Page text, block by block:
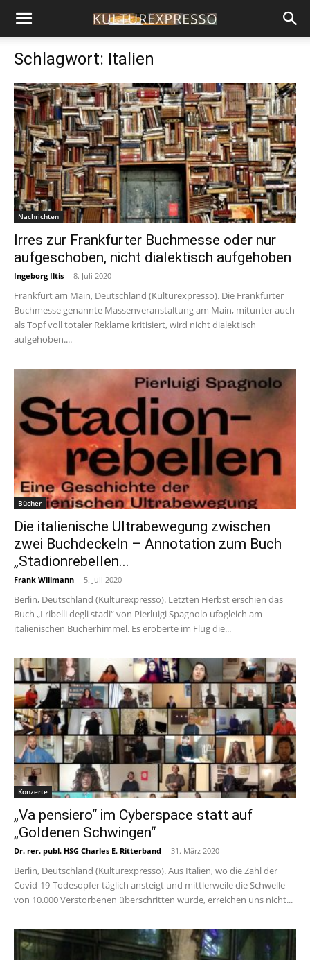
Schlagwort: Italien
Nachrichten
Irres zur Frankfurter Buchmesse oder nur
aufgeschoben, nicht dialektisch aufgehoben
Ingeborg Iltis - 8. Juli 2020
Frankfurt am Main, Deutschland (Kulturexpresso). Die Frankfurter
Buchmesse genannte Massenveranstaltung am Main, mitunter auch
als Topf voll totaler Reklame kritisiert, wird nicht dialektisch
aufgehoben....
Bücher
Die italienische Ultrabewegung zwischen
zwei Buchdeckeln – Annotation zum Buch
„Stadionrebellen...
Frank Willmann - 5. Juli 2020
Berlin, Deutschland (Kulturexpresso). Letzten Herbst erschien das
Buch „I ribelli degli stadi“ von Pierluigi Spagnolo ufogleich am
italienischen Bücherhimmel. Es eroberte im Flug die...
Konzerte
„Va pensiero“ im Cyberspace statt auf
„Goldenen Schwingen“
Dr. rer. publ. HSG Charles E. Ritterband - 31. März 2020
Berlin, Deutschland (Kulturexpresso). Aus Italien, wo die Zahl der
Covid-19-Todesopfer täglich ansteigt und mittlerweile die Schwelle
von 10.000 Verstorbenen überschritten wurde, erreichen uns nicht...